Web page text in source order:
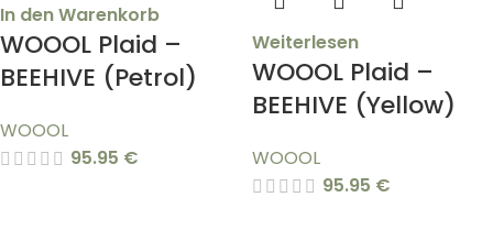
In den Warenkorb
WOOOL Plaid –
BEEHIVE (Petrol)
WOOOL
95.95 €
Weiterlesen
WOOOL Plaid –
BEEHIVE (Yellow)
WOOOL
95.95 €